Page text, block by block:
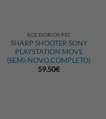
ACESSÓRIOS PS3
SHARP SHOOTER SONY
PLAYSTATION MOVE
(SEMI-NOVO,COMPLETO)
59.50€